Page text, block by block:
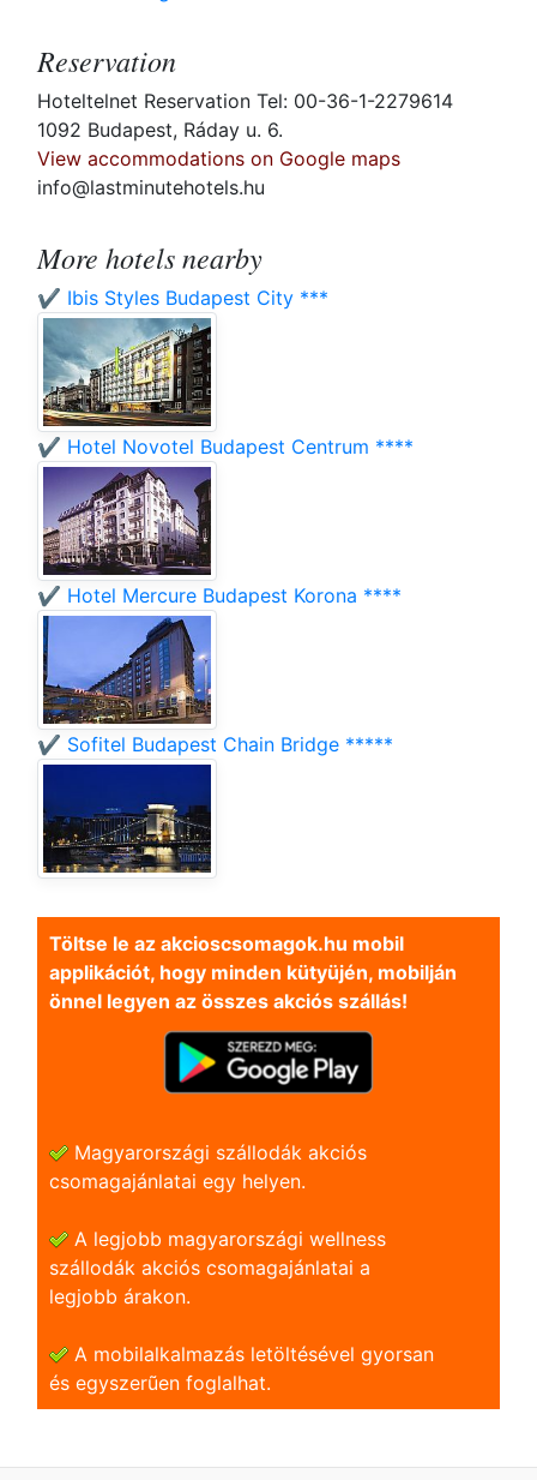
Reservation
Hoteltelnet Reservation Tel: 00-36-1-2279614
1092 Budapest, Ráday u. 6.
View accommodations on Google maps
info@lastminutehotels.hu
More hotels nearby
✔️ Ibis Styles Budapest City ***
✔️ Hotel Novotel Budapest Centrum ****
✔️ Hotel Mercure Budapest Korona ****
✔️ Sofitel Budapest Chain Bridge *****
Töltse le az akcioscsomagok.hu mobil
applikációt, hogy minden kütyüjén, mobilján
önnel legyen az összes akciós szállás!
Magyarországi szállodák akciós
csomagajánlatai egy helyen.
A legjobb magyarországi wellness
szállodák akciós csomagajánlatai a
legjobb árakon.
A mobilalkalmazás letöltésével gyorsan
és egyszerũen foglalhat.